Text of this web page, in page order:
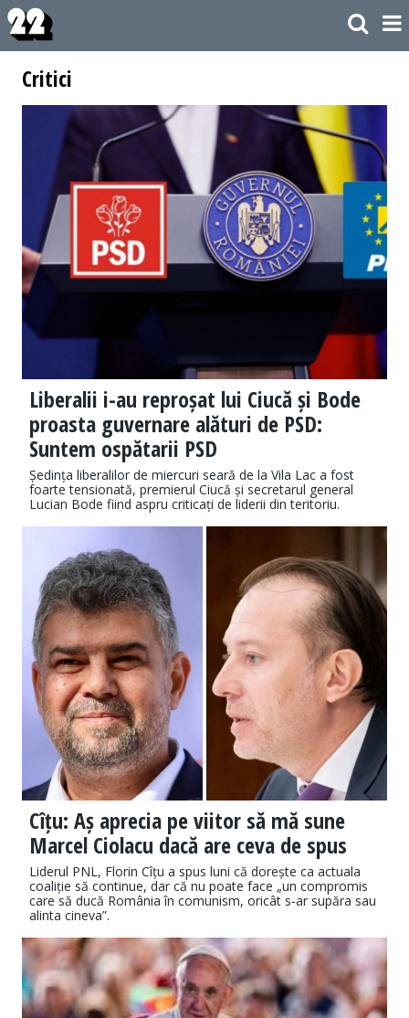
Critici
Liberalii i-au reproșat lui Ciucă și Bode
proasta guvernare alături de PSD:
Suntem ospătarii PSD
Ședința liberalilor de miercuri seară de la Vila Lac a fost
foarte tensionată, premierul Ciucă și secretarul general
Lucian Bode fiind aspru criticați de liderii din teritoriu.
Cîțu: Aș aprecia pe viitor să mă sune
Marcel Ciolacu dacă are ceva de spus
Liderul PNL, Florin Cîțu a spus luni că dorește ca actuala
coaliție să continue, dar că nu poate face „un compromis
care să ducă România în comunism, oricât s-ar supăra sau
alinta cineva”.